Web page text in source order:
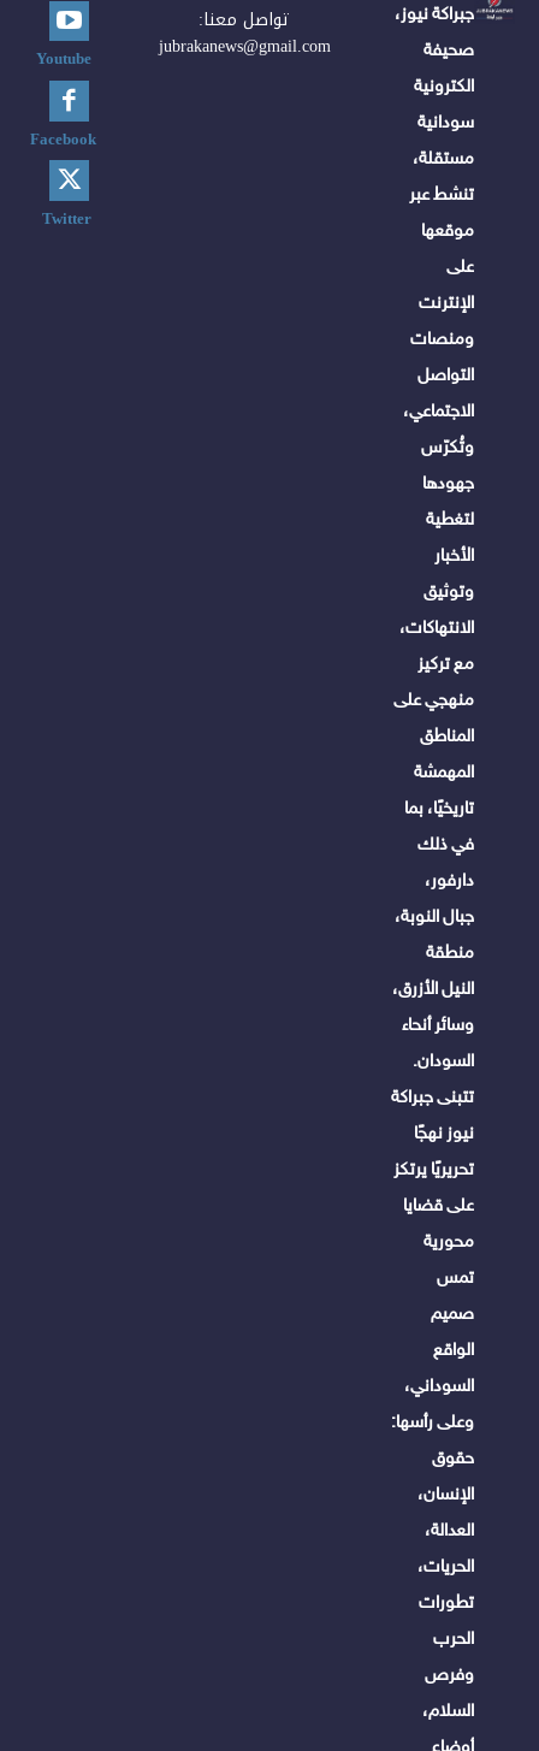
جبراكة نيوز،
صحيفة
الكترونية
سودانية
مستقلة،
تنشط عبر
موقعها
على
الإنترنت
ومنصات
التواصل
الاجتماعي،
وتُكرّس
جهودها
لتغطية
الأخبار
وتوثيق
الانتهاكات،
مع تركيز
منهجي على
المناطق
المهمشة
تاريخيًا، بما
في ذلك
دارفور،
جبال النوبة،
منطقة
النيل الأزرق،
وسائر أنحاء
السودان.
تتبنى جبراكة
نيوز نهجًا
تحريريًا يرتكز
على قضايا
محورية
تمس
صميم
الواقع
السوداني،
وعلى رأسها:
حقوق
الإنسان،
العدالة،
الحريات،
تطورات
الحرب
وفرص
السلام،
أوضاع
تواصل معنا:
jubrakanews@gmail.com
Youtube
Facebook
Twitter